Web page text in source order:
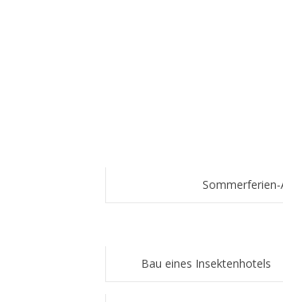
Sommerferien-
Bau eines Insektenhotels